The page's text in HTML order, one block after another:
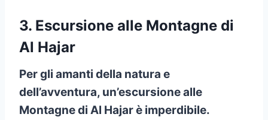
3. Escursione alle Montagne di
Al Hajar
Per gli amanti della natura e
dell’avventura, un’escursione alle
Montagne di Al Hajar è imperdibile.